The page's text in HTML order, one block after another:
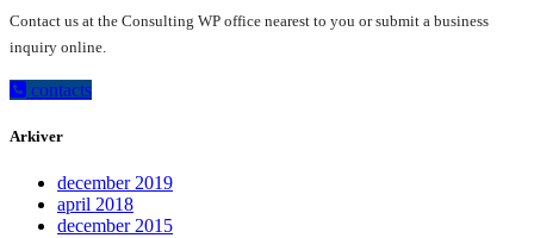
Contact us at the Consulting WP office nearest to you or submit a business
inquiry online.
contacts
Arkiver
december 2019
april 2018
december 2015